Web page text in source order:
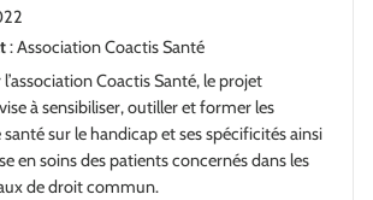
: Association Coactis Santé
Coactis Santé, le projet
à sensibiliser, outiller et former les
sur le handicap et ses spécificités ainsi
en soins des patients concernés dans les
de droit commun.